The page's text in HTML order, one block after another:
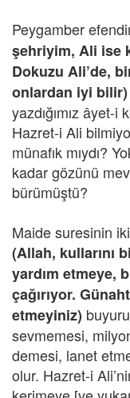
Peygamber
şehriyim, Ali ise
Dokuzu Ali’de,
onlardan iyi bilir)
yazdığımız âyet-
Hazret-i Ali
münafık mıydı?
kadar gözünü
bürümüştü?
Maide suresinin
(Allah, kullarını
yardım etmeye,
çağırıyor.
etmeyiniz)
sevmemesi,
demesi, lanet
olur. Hazret-i